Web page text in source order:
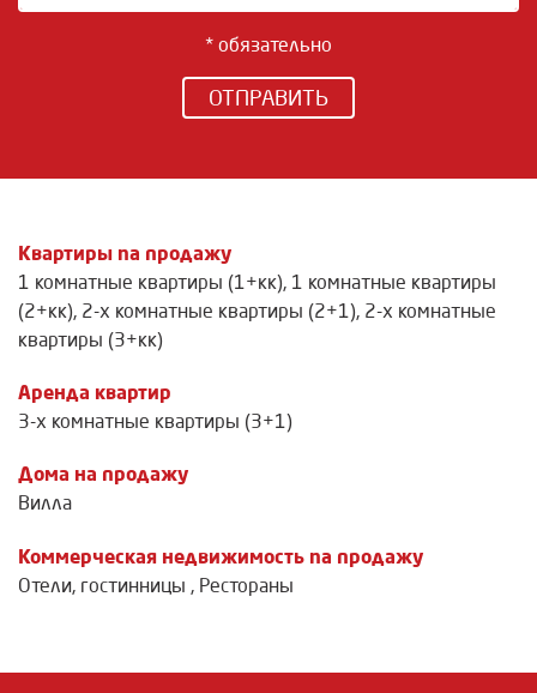
* обязательно
ОТПРАВИТЬ
Квартиры na продажу
1 комнатные квартиры (1+кк), 1 комнатные квартиры
(2+кк), 2-х комнатные квартиры (2+1), 2-х комнатные
квартиры (3+кк)
Аренда квартир
3-х комнатные квартиры (3+1)
Дома на продажу
Вилла
Коммерческая недвижимость na продажу
Отели, гостинницы , Рестораны